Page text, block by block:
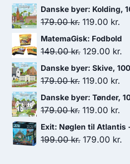
Danske byer: Kolding,
179.00kr. Den
oprindelige
pris
179.00 kr..
119.00 kr.
pris
MatemaGisk: Fodbold
149.00kr. Den
oprindelige
pris
149.00 kr..
129.00 kr.
Danske byer: Skive,
179.00kr. Den
oprindelige
pris
179.00 kr..
119.00 kr.
Danske byer: Tønder,
179.00kr. Den
oprindelige
pris
119.00 kr.
pris
Exit: Nøglen til Atlantis
199.00kr. Den
179.00 kr.